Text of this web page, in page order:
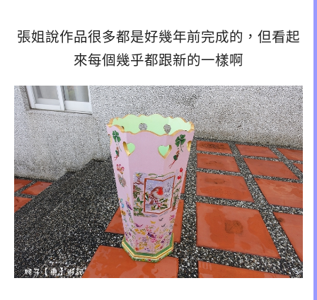
張姐說作品很多都是好幾年前完成的，但看起
來每個幾乎都跟新的一樣啊